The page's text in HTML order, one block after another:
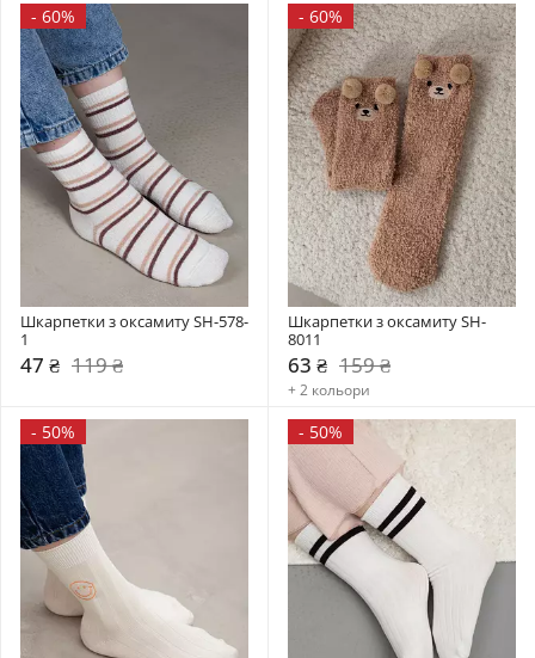
- 60%
Шкарпетки з оксамиту SH-578-
1
47 ₴ 119 ₴
- 60%
Шкарпетки з оксамиту SH-
8011
63 ₴ 159 ₴
+ 2 кольори
- 50% - 50%